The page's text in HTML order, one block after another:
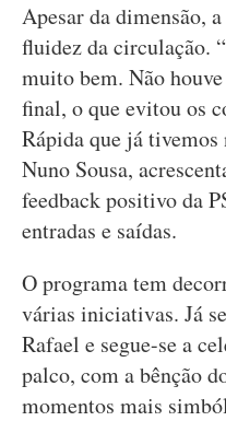
Apesar da dimensão,
fluidez da circulação.
muito bem. Não
final, o que evitou os
Rápida que já
Nuno Sousa,
feedback positivo da
entradas e saídas.
O programa tem
várias iniciativas. Já
Rafael e segue-se a
palco, com a bênção
momentos mais